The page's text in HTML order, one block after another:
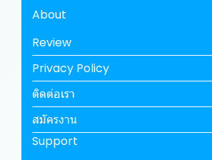
About
Review
Privacy Policy
ติดต่อเรา
สมัครงาน
Support